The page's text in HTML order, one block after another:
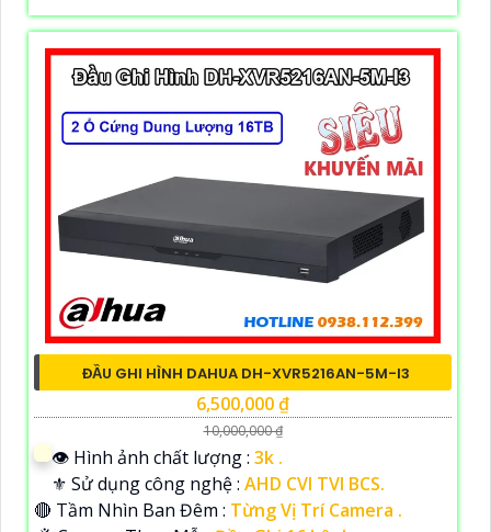
ĐẦU GHI HÌNH DAHUA DH-XVR5216AN-5M-I3
6,500,000 ₫
10,000,000 ₫
👁 Hình ảnh chất lượng : 3k .
⚜️ Sử dụng công nghệ : AHD CVI TVI BCS.
🔴 Tầm Nhìn Ban Đêm : Từng Vị Trí Camera .